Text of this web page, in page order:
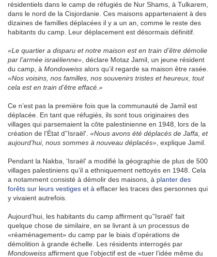
résidentiels dans le camp de réfugiés de Nur Shams, à Tulkarem,
dans le nord de la Cisjordanie. Ces maisons appartenaient à des
dizaines de familles déplacées il y a un an, comme le reste des
habitants du camp. Leur déplacement est désormais définitif.
«Le quartier a disparu et notre maison est en train d’être démolie
par l’armée israélienne» , déclare Motaz Jamil, un jeune résident
du camp, à Mondoweiss alors qu’il regarde sa maison être rasée.
«Nos voisins, nos familles, nos souvenirs tristes et heureux, tout
cela est en train d’être effacé.»
Ce n’est pas la première fois que la communauté de Jamil est
déplacée. En tant que réfugiés, ils sont tous originaires des
villages qui parsemaient la côte palestinienne en 1948, lors de la
création de l’État d’'Israël'. «Nous avons été déplacés de Jaffa, et
aujourd’hui, nous sommes à nouveau déplacés» , explique Jamil.
Pendant la Nakba, 'Israël' a modifié la géographie de plus de 500
villages palestiniens qu’il a ethniquement nettoyés en 1948. Cela
a notamment consisté à démolir des maisons, à planter des
forêts sur leurs vestiges et à effacer les traces des personnes qui
y vivaient autrefois.
Aujourd’hui, les habitants du camp affirment qu’'Israël' fait
quelque chose de similaire, en se livrant à un processus de
«réaménagement» du camp par le biais d’opérations de
démolition à grande échelle. Les résidents interrogés par
Mondoweiss affirment que l’objectif est de «tuer l’idée même du